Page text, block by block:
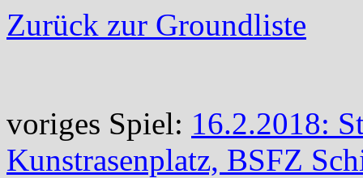
Zurück zur Groundliste
voriges Spiel: 16.2.2018:
Kunstrasenplatz, BSFZ